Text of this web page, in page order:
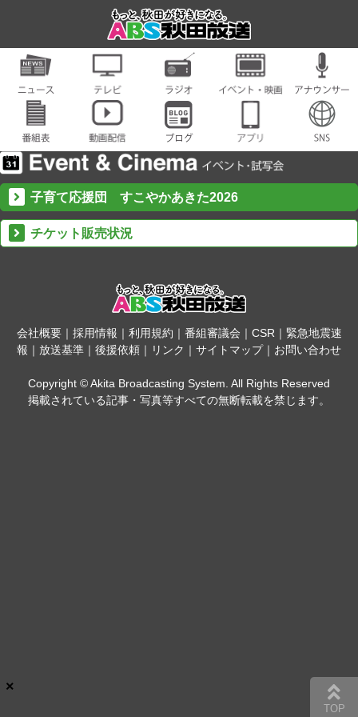
×
子育て応援団 すこやかあきた2026
チケット販売状況
会社概要｜ 採用情報 ｜ 利用規約 ｜ 番組審議会 ｜ CSR｜ 緊急地震速
報 ｜ 放送基準 ｜ 後援依頼 ｜ リンク ｜ サイトマップ｜ お問い合わせ
Copyright © Akita Broadcasting System. All Rights Reserved
掲載されている記事・写真等すべての無断転載を禁じます。